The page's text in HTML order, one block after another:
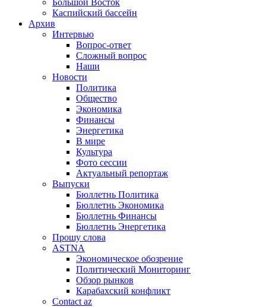
Большой Восток
Каспийский бассейн
Архив
Интервью
Вопрос-ответ
Сложный вопрос
Наши
Новости
Политика
Общество
Экономика
Финансы
Энергетика
В мире
Культура
Фото сессии
Актуальный репортаж
Выпуски
Бюллетнь Политика
Бюллетнь Экономика
Бюллетнь Финансы
Бюллетнь Энергетика
Прошу слова
ASTNA
Экономическое обозрение
Политический Мониторинг
Обзор рынков
Карабахский конфликт
Contact az